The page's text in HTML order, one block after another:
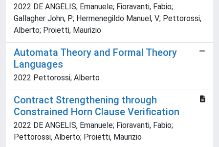
2022 DE ANGELIS, Emanuele; Fioravanti, Fabio;
Gallagher John, P; Hermenegildo Manuel, V; Pettorossi,
Alberto; Proietti, Maurizio
Automata Theory and Formal Theory
Languages
2022 Pettorossi, Alberto
Contract Strengthening through
Constrained Horn Clause Verification
2022 DE ANGELIS, Emanuele; Fioravanti, Fabio;
Pettorossi, Alberto; Proietti, Maurizio